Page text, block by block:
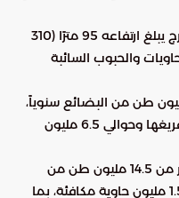
يوجد في ميناء الملك عبد العزيز برج يبلغ ارتفاعه 95 مترًا (310
والحبوب السائبة
الميناء مع حوالي 25.9 مليون طن من البضائع سنوياً،
منها حوالي 19.4 مليون طن يتم تفريغها وحوالي 6.5 مليون
يتداول ميناء الملك عبد العزيز أكثر من 14.5 مليون طن من
البضائع سنويًا، معبأة في حوالي 1.5 مليون حاوية مكافئة، بما